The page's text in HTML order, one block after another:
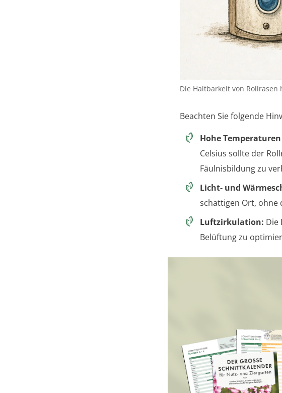
Die Haltbarkeit von
Beachten Sie folgende
Hohe
Celsius sollte der
Fäulnisbildung zu
Licht- und
schattigen Ort, ohne
Luftzirkulation: Die
Belüftung zu